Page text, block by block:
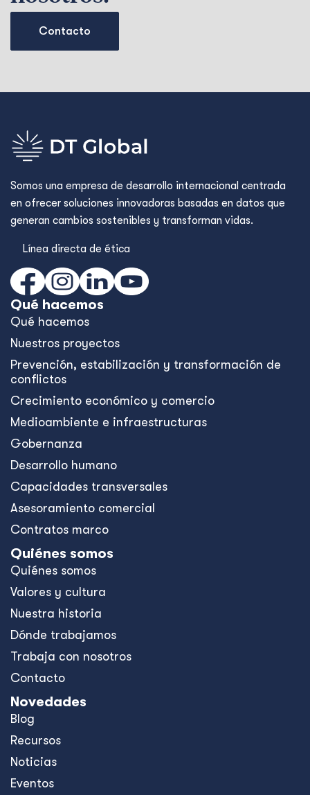
Contacto
Somos una empresa de desarrollo internacional centrada
en ofrecer soluciones innovadoras basadas en datos que
generan cambios sostenibles y transforman vidas.
Línea directa de ética
Qué hacemos
Qué hacemos
Nuestros proyectos
Prevención, estabilización y transformación de
conflictos
Crecimiento económico y comercio
Medioambiente e infraestructuras
Gobernanza
Desarrollo humano
Capacidades transversales
Asesoramiento comercial
Contratos marco
Quiénes somos
Quiénes somos
Valores y cultura
Nuestra historia
Dónde trabajamos
Trabaja con nosotros
Contacto
Novedades
Blog
Recursos
Noticias
Eventos